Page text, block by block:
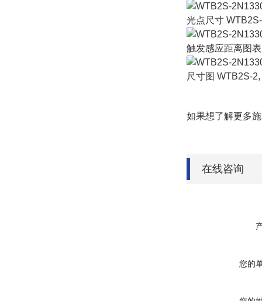
光点尺寸
触发感应距离图
尺寸图 WTB2S-
如果想了解更多
在线咨询
您的